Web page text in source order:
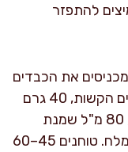
להתפזר
את הכבדים
(כולל המיצים שבמחבת), את הביצים הקשות, 40 גרם
מהחמאה שנשארה אם יש במחבת, 80 מ"ל שמנת
לבישול, 1 גרם פלפל שחור וקמצוץ מלח. טוחנים 45–60